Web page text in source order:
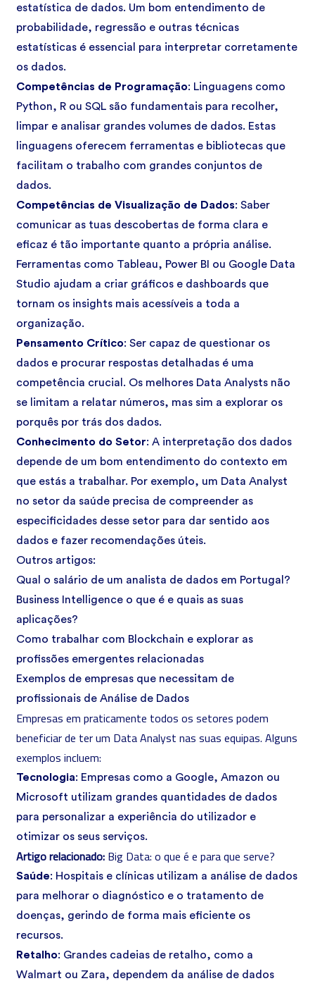
estatística de dados. Um bom entendimento de
probabilidade, regressão e outras técnicas
estatísticas é essencial para interpretar corretamente
os dados.
Competências de Programação: Linguagens como
Python, R ou SQL são fundamentais para recolher,
limpar e analisar grandes volumes de dados. Estas
linguagens oferecem ferramentas e bibliotecas que
facilitam o trabalho com grandes conjuntos de
dados.
Competências de Visualização de Dados: Saber
comunicar as tuas descobertas de forma clara e
eficaz é tão importante quanto a própria análise.
Ferramentas como Tableau, Power BI ou Google Data
Studio ajudam a criar gráficos e dashboards que
tornam os insights mais acessíveis a toda a
organização.
Pensamento Crítico: Ser capaz de questionar os
dados e procurar respostas detalhadas é uma
competência crucial. Os melhores Data Analysts não
se limitam a relatar números, mas sim a explorar os
porquês por trás dos dados.
Conhecimento do Setor: A interpretação dos dados
depende de um bom entendimento do contexto em
que estás a trabalhar. Por exemplo, um Data Analyst
no setor da saúde precisa de compreender as
especificidades desse setor para dar sentido aos
dados e fazer recomendações úteis.
Outros artigos:
Qual o salário de um analista de dados em Portugal?
Business Intelligence o que é e quais as suas
aplicações?
Como trabalhar com Blockchain e explorar as
profissões emergentes relacionadas
Exemplos de empresas que necessitam de
profissionais de Análise de Dados
Empresas em praticamente todos os setores podem
beneficiar de ter um Data Analyst nas suas equipas. Alguns
exemplos incluem:
Tecnologia: Empresas como a Google, Amazon ou
Microsoft utilizam grandes quantidades de dados
para personalizar a experiência do utilizador e
otimizar os seus serviços.
Artigo relacionado: Big Data: o que é e para que serve?
Saúde: Hospitais e clínicas utilizam a análise de dados
para melhorar o diagnóstico e o tratamento de
doenças, gerindo de forma mais eficiente os
recursos.
Retalho: Grandes cadeias de retalho, como a
Walmart ou Zara, dependem da análise de dados